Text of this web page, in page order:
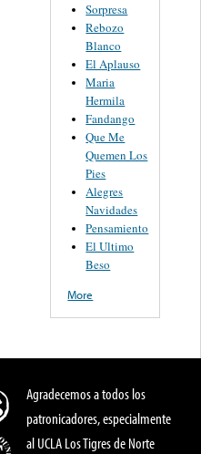
Sorpresa
Rebozo
Blanco
El Aplauso
Maria
Hermila
Fandango
Que Me
Quemen Los
Pies
Alegres
Navidades
Pensamiento
El Ultimo
Beso
More
Agradecemos a todos los
patronicadores, especialmente
al UCLA Los Tigres de Norte